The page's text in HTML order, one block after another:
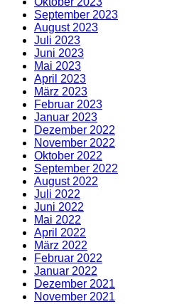
September 2023
August 2023
Juli 2023
Juni 2023
Mai 2023
April 2023
März 2023
Februar 2023
Januar 2023
Dezember 2022
November 2022
Oktober 2022
September 2022
August 2022
Juli 2022
Juni 2022
Mai 2022
April 2022
März 2022
Februar 2022
Januar 2022
Dezember 2021
November 2021